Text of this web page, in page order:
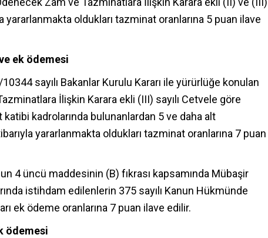
yararlanmakta oldukları tazminat oranlarına 5 puan ilave
ek ödemesi
sayılı Bakanlar Kurulu Kararı ile yürürlüğe konulan
İlişkin Karara ekli (III) sayılı Cetvele göre
kadrolarında bulunanlardan 5 ve daha alt
yararlanmakta oldukları tazminat oranlarına 7 puan
4 üncü maddesinin (B) fıkrası kapsamında Mübaşir
istihdam edilenlerin 375 sayılı Kanun Hükmünde
ek ödeme oranlarına 7 puan ilave edilir.
ödemesi